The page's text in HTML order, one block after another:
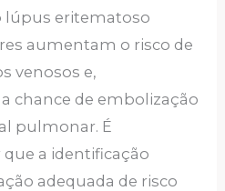
lúpus eritematoso
aumentam o risco de
venosos e,
chance de embolização
pulmonar. É
a identificação
adequada de risco